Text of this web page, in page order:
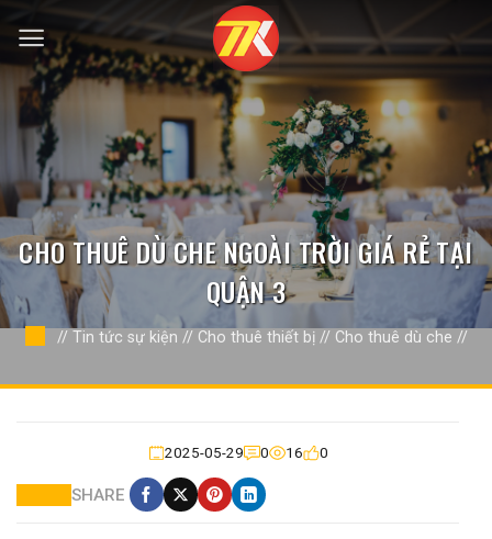
qua
nội
dung
CHO THUÊ DÙ CHE NGOÀI TRỜI GIÁ RẺ TẠI
QUẬN 3
// Tin tức sự kiện // Cho thuê thiết bị// Cho thuê dù che //
2025-05-29 0 16 0
SHARE